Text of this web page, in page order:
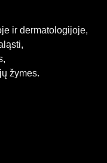
ir dermatologijoje,
žymes.